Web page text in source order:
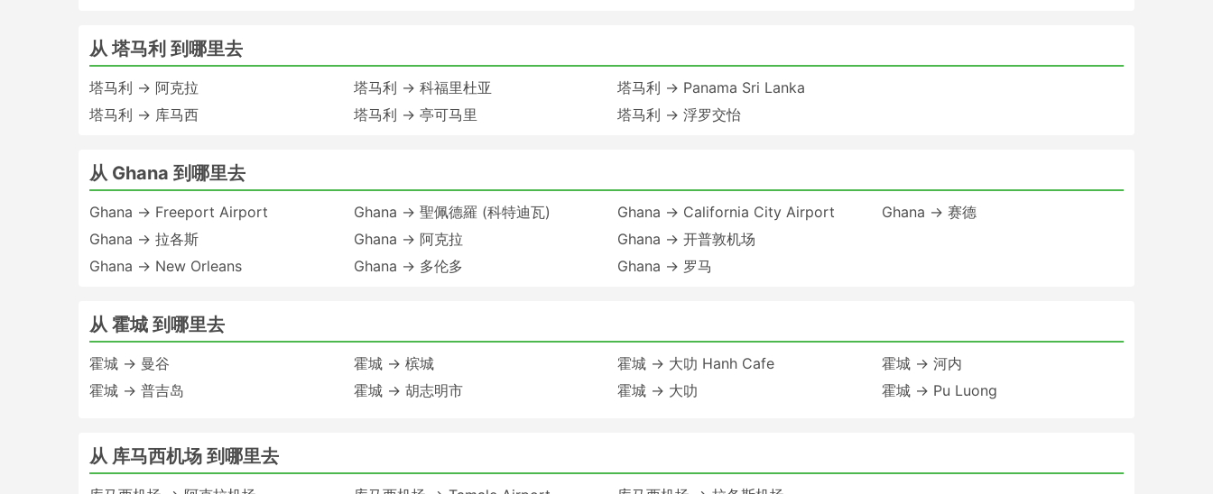
从 塔马利 到哪里去
塔马利 → 阿克拉
塔马利 → 库马西
塔马利 → 科福里杜亚
塔马利 → 亭可马里
塔马利 → Panama Sri Lanka
塔马利 → 浮罗交怡
从 Ghana 到哪里去
Ghana → Freeport Airport
Ghana → 拉各斯
Ghana → New Orleans
Ghana → 聖佩德羅 (科特迪瓦)
Ghana → 阿克拉
Ghana → 多伦多
Ghana → California City Airport
Ghana → 开普敦机场
Ghana → 罗马
Ghana → 赛德
从 霍城 到哪里去
霍城 → 曼谷
霍城 → 普吉岛
霍城 → 槟城
霍城 → 胡志明市
霍城 → 大叻 Hanh Cafe
霍城 → 大叻
霍城 → 河内
霍城 → Pu Luong
从 库马西机场 到哪里去